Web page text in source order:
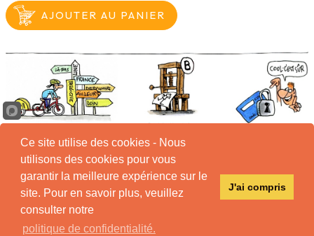
Tous
droits
Conditions d'utilisation
Ce site utilise des cookies - Nous
utilisons des cookies pour vous
garantir la meilleure expérience sur le
site. Pour en savoir plus, veuillez
consulter notre
politique de confidentialité.
J'ai compris